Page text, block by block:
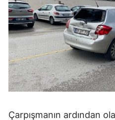
Çarpışmanın ardından